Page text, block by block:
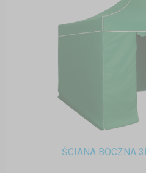
ŚCIANA BOCZNA